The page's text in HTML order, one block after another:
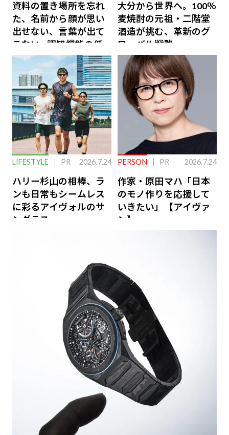
資料の置き場所を忘れ
た、名前から顔が思い
出せない、言葉が出て
こない…認知機能の低
下を救う、脳のインナ
ーケアとは
大分から世界へ。100％
麦焼酎の元祖・二階堂
酒造が挑む、革新のグ
ローバル戦略
LIFESTYLE PR 2026.7.24
ハリー杉山の相棒、ラ
ンも日常もシームレス
に彩るアイヴォルのサ
ングラス
PERSON PR 2026.7.24
作家・原田マハ「日本
のモノ作りを応援して
いきたい」【アイヴァ
ン】